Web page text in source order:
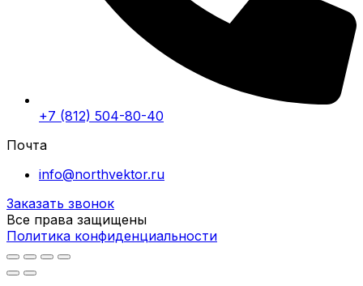
+7 (812) 504-80-40
Почта
info@northvektor.ru
Заказать звонок
Все права защищены
Политика конфиденциальности